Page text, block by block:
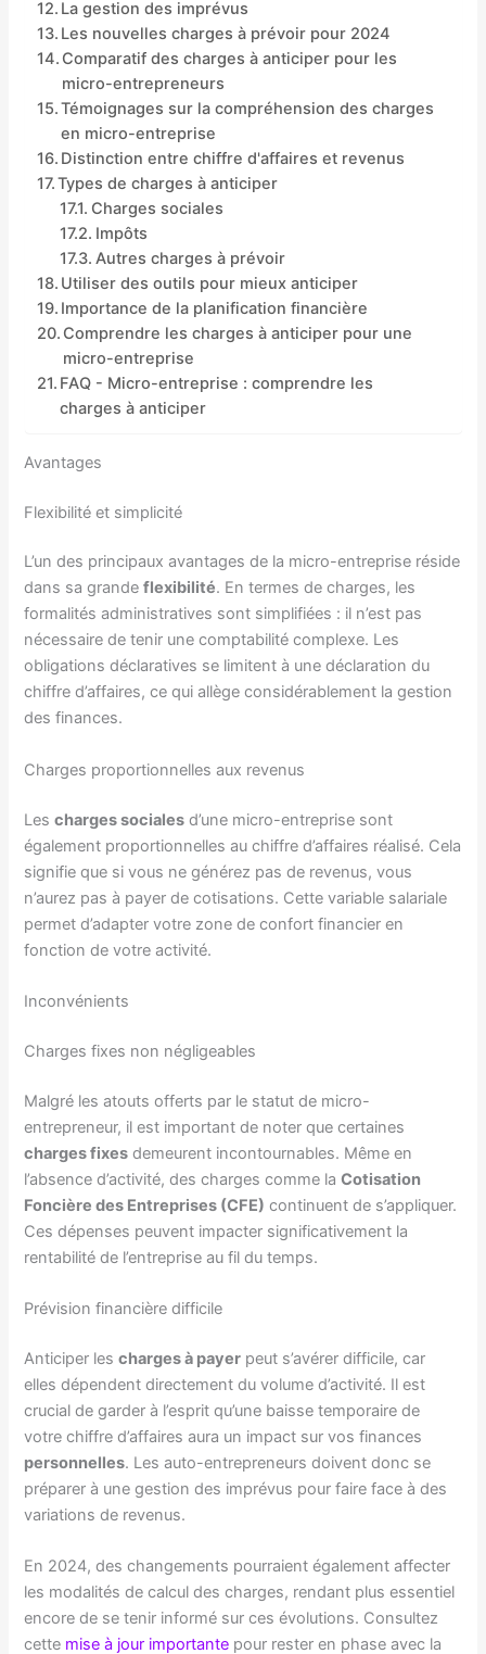
La gestion des imprévus
Les nouvelles charges à prévoir pour 2024
Comparatif des charges à anticiper pour les
micro-entrepreneurs
Témoignages sur la compréhension des charges
en micro-entreprise
Distinction entre chiffre d'affaires et revenus
Types de charges à anticiper
Charges sociales
Impôts
Autres charges à prévoir
Utiliser des outils pour mieux anticiper
Importance de la planification financière
Comprendre les charges à anticiper pour une
micro-entreprise
FAQ - Micro-entreprise : comprendre les
charges à anticiper
Avantages
Flexibilité et simplicité
L’un des principaux avantages de la micro-entreprise réside
dans sa grandeflexibilité. En termes de charges, les
formalités administratives sont simplifiées : il n’est pas
nécessaire de tenir une comptabilité complexe. Les
obligations déclaratives se limitent à une déclaration du
chiffre d’affaires, ce qui allège considérablement la gestion
des finances.
Charges proportionnelles aux revenus
Lescharges sociales d’une micro-entreprise sont
également proportionnelles au chiffre d’affaires réalisé. Cela
signifie que si vous ne générez pas de revenus, vous
n’aurez pas à payer de cotisations. Cette variable salariale
permet d’adapter votre zone de confort financier en
fonction de votre activité.
Inconvénients
Charges fixes non négligeables
Malgré les atouts offerts par le statut de micro-
entrepreneur, il est important de noter que certaines
charges fixes demeurent incontournables. Même en
l’absence d’activité, des charges comme laCotisation
Foncière des Entreprises (CFE) continuent de s’appliquer.
Ces dépenses peuvent impacter significativement la
rentabilité de l’entreprise au fil du temps.
Prévision financière difficile
Anticiper lescharges à payer peut s’avérer difficile, car
elles dépendent directement du volume d’activité. Il est
crucial de garder à l’esprit qu’une baisse temporaire de
votre chiffre d’affaires aura un impact sur vos finances
personnelles. Les auto-entrepreneurs doivent donc se
préparer à une gestion des imprévus pour faire face à des
variations de revenus.
En 2024, des changements pourraient également affecter
les modalités de calcul des charges, rendant plus essentiel
encore de se tenir informé sur ces évolutions. Consultez
cette mise à jour importante pour rester en phase avec la